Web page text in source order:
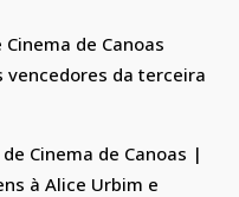
Cinema de Canoas
vencedores da terceira
Cinema de Canoas |
à Alice Urbim e